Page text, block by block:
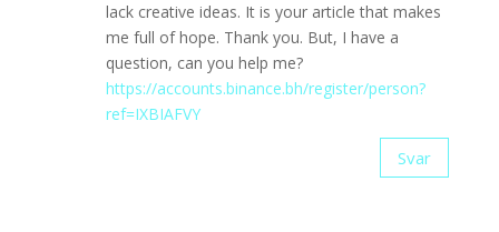
lack creative ideas. It is your article that makes
me full of hope. Thank you. But, I have a
question, can you help me?
https://accounts.binance.bh/register/person?
ref=IXBIAFVY
Svar